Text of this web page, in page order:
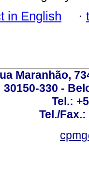
in English ·
Maranhão,
30150-330 -
Tel.:
Tel./Fax.: